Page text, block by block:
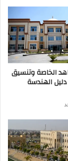
الخاصة وتنسيق
القبول 2026 دليل الهندسة